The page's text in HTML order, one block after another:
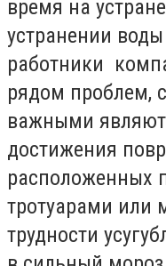
время на
устранении
работники
рядом проблем,
важными
достижения
расположенных
тротуарами
трудности